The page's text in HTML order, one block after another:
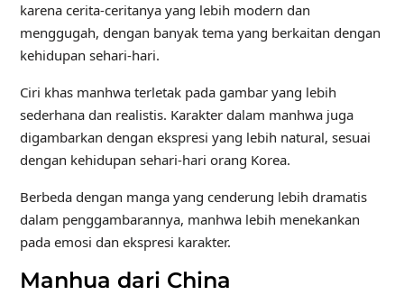
karena cerita-ceritanya yang lebih modern dan
menggugah, dengan banyak tema yang berkaitan dengan
kehidupan sehari-hari.
Ciri khas manhwa terletak pada gambar yang lebih
sederhana dan realistis. Karakter dalam manhwa juga
digambarkan dengan ekspresi yang lebih natural, sesuai
dengan kehidupan sehari-hari orang Korea.
Berbeda dengan manga yang cenderung lebih dramatis
dalam penggambarannya, manhwa lebih menekankan
pada emosi dan ekspresi karakter.
Manhua dari China